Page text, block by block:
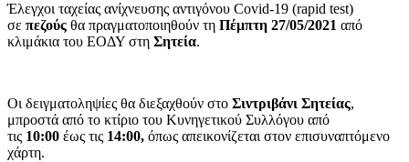
Έλεγχοι ταχείας ανίχνευσης αντιγόνου Covid-19 (rapid test)
σε πεζούς θα πραγματοποιηθούν τη Πέμπτη 27/05/2021 από
κλιμάκια του ΕΟΔΥ στη Σητεία.
Οι δειγματοληψίες θα διεξαχθούν στο Σιντριβάνι Σητείας,
μπροστά από το κτίριο του Κυνηγετικού Συλλόγου από
τις 10:00 έως τις 14:00, όπως απεικονίζεται στον επισυναπτόμενο
χάρτη.